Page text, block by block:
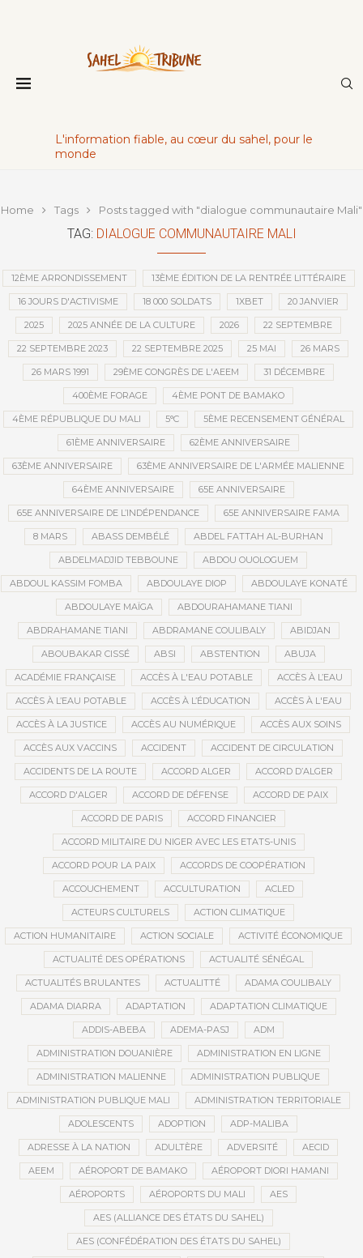
L'information fiable, au cœur du sahel, pour le
monde
Home Tags Posts tagged with "dialogue communautaire Mali"
TAG: DIALOGUE COMMUNAUTAIRE MALI
12ÈME ARRONDISSEMENT 13ÈME ÉDITION DE LA RENTRÉE LITTÉRAIRE
16 JOURS D'ACTIVISME 18 000 SOLDATS 1XBET 20 JANVIER
2025 2025 ANNÉE DE LA CULTURE 2026 22 SEPTEMBRE
22 SEPTEMBRE 2023 22 SEPTEMBRE 2025 25 MAI 26 MARS
26 MARS 1991 29ÈME CONGRÈS DE L'AEEM 31 DÉCEMBRE
400ÈME FORAGE 4ÈME PONT DE BAMAKO
4ÈME RÉPUBLIQUE DU MALI 5°C 5ÈME RECENSEMENT GÉNÉRAL
61ÈME ANNIVERSAIRE 62ÈME ANNIVERSAIRE
63ÈME ANNIVERSAIRE 63ÈME ANNIVERSAIRE DE L'ARMÉE MALIENNE
64ÈME ANNIVERSAIRE 65E ANNIVERSAIRE
65E ANNIVERSAIRE DE L’INDÉPENDANCE 65E ANNIVERSAIRE FAMA
8 MARS ABASS DEMBÉLÉ ABDEL FATTAH AL-BURHAN
ABDELMADJID TEBBOUNE ABDOU OUOLOGUEM
ABDOUL KASSIM FOMBA ABDOULAYE DIOP ABDOULAYE KONATÉ
ABDOULAYE MAÏGA ABDOURAHAMANE TIANI
ABDRAHAMANE TIANI ABDRAMANE COULIBALY ABIDJAN
ABOUBAKAR CISSÉ ABSI ABSTENTION ABUJA
ACADÉMIE FRANÇAISE ACCÈS À L'EAU POTABLE ACCÈS À L’EAU
ACCÈS À L’EAU POTABLE ACCÈS À L’ÉDUCATION ACCÈS À L'EAU
ACCÈS À LA JUSTICE ACCÈS AU NUMÉRIQUE ACCÈS AUX SOINS
ACCÈS AUX VACCINS ACCIDENT ACCIDENT DE CIRCULATION
ACCIDENTS DE LA ROUTE ACCORD ALGER ACCORD D’ALGER
ACCORD D'ALGER ACCORD DE DÉFENSE ACCORD DE PAIX
ACCORD DE PARIS ACCORD FINANCIER
ACCORD MILITAIRE DU NIGER AVEC LES ETATS-UNIS
ACCORD POUR LA PAIX ACCORDS DE COOPÉRATION
ACCOUCHEMENT ACCULTURATION ACLED
ACTEURS CULTURELS ACTION CLIMATIQUE
ACTION HUMANITAIRE ACTION SOCIALE ACTIVITÉ ÉCONOMIQUE
ACTUALITÉ DES OPÉRATIONS ACTUALITÉ SÉNÉGAL
ACTUALITÉS BRULANTES ACTUALITTÉ ADAMA COULIBALY
ADAMA DIARRA ADAPTATION ADAPTATION CLIMATIQUE
ADDIS-ABEBA ADEMA-PASJ ADM
ADMINISTRATION DOUANIÈRE ADMINISTRATION EN LIGNE
ADMINISTRATION MALIENNE ADMINISTRATION PUBLIQUE
ADMINISTRATION PUBLIQUE MALI ADMINISTRATION TERRITORIALE
ADOLESCENTS ADOPTION ADP-MALIBA
ADRESSE À LA NATION ADULTÈRE ADVERSITÉ AECID
AEEM AÉROPORT DE BAMAKO AÉROPORT DIORI HAMANI
AÉROPORTS AÉROPORTS DU MALI AES
AES (ALLIANCE DES ÉTATS DU SAHEL)
AES (CONFÉDÉRATION DES ÉTATS DU SAHEL)